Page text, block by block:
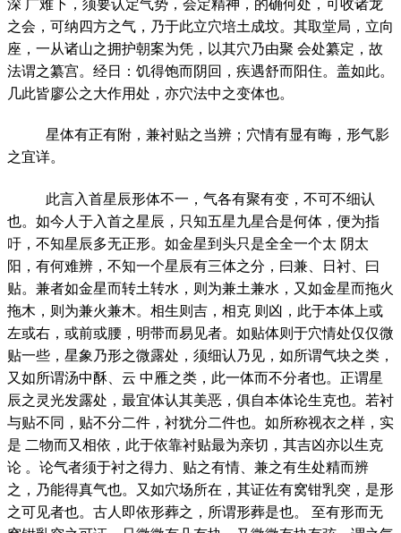
深 广难下，须要认定气势，会定精神，的确何处，可收诸龙
之会，可纳四方之气，乃于此立穴培土成坟。其取堂局，立向
座，一从诸山之拥护朝案为凭，以其穴乃由聚 会处纂定，故
法谓之纂宫。经日：饥得饱而阴回，疾遇舒而阳住。盖如此。
几此皆廖公之大作用处，亦穴法中之变体也。
星体有正有附，兼衬贴之当辨；穴情有显有晦，形气影
之宜详。
此言入首星辰形体不一，气各有聚有变，不可不细认
也。如今人于入首之星辰，只知五星九星合是何体，便为指
吁，不知星辰多无正形。如金星到头只是全全一个太 阴太
阳，有何难辨，不知一个星辰有三体之分，曰兼、日衬、曰
贴。兼者如金星而转土转水，则为兼土兼水，又如金星而拖火
拖木，则为兼火兼木。相生则吉，相克 则凶，此于本体上或
左或右，或前或腰，明带而易见者。如贴体则于穴情处仅仅微
贴一些，星象乃形之微露处，须细认乃见，如所谓气块之类，
又如所谓汤中酥、云 中雁之类，此一体而不分者也。正谓星
辰之灵光发露处，最宜体认其美恶，俱自本体论生克也。若衬
与贴不同，贴不分二件，衬犹分二件也。如所称视衣之样，实
是 二物而又相依，此于依靠衬贴最为亲切，其吉凶亦以生克
论 。论气者须于衬之得力、贴之有情、兼之有生处精而辨
之，乃能得真气也。又如穴场所在，其证佐有窝钳乳突，是形
之可见者也。古人即依形葬之，所谓形葬是也。 至有形而无